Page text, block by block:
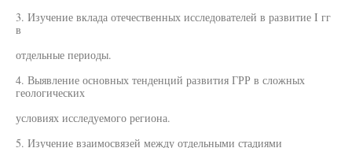
3. Изучение вклада отечественных исследователей в развитие I гг
в
отдельные периоды.
4. Выявление основных тенденций развития ГРР в сложных
геологических
условиях исследуемого региона.
5. Изучение взаимосвязей между отдельными стадиями